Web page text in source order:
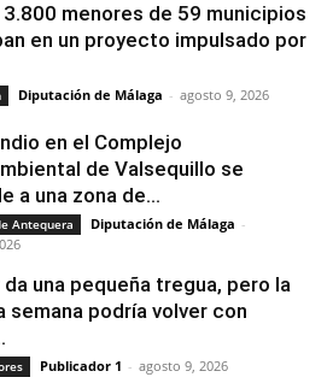
3.800 menores de 59 municipios
en un proyecto impulsado por
Diputación de Málaga - agosto 9, 2026
en el Complejo
de Valsequillo se
a una zona de...
Antequera Diputación de Málaga -
da una pequeña tregua, pero la
semana podría volver con
Publicador 1 - agosto 9, 2026